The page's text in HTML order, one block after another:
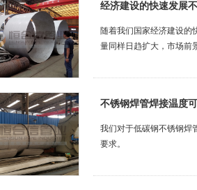
经济建设的快速发展
随着我们国家经济建设的
量同样日趋扩大，市场前
不锈钢焊管焊接温度
我们对于低碳钢不锈钢焊
要求。